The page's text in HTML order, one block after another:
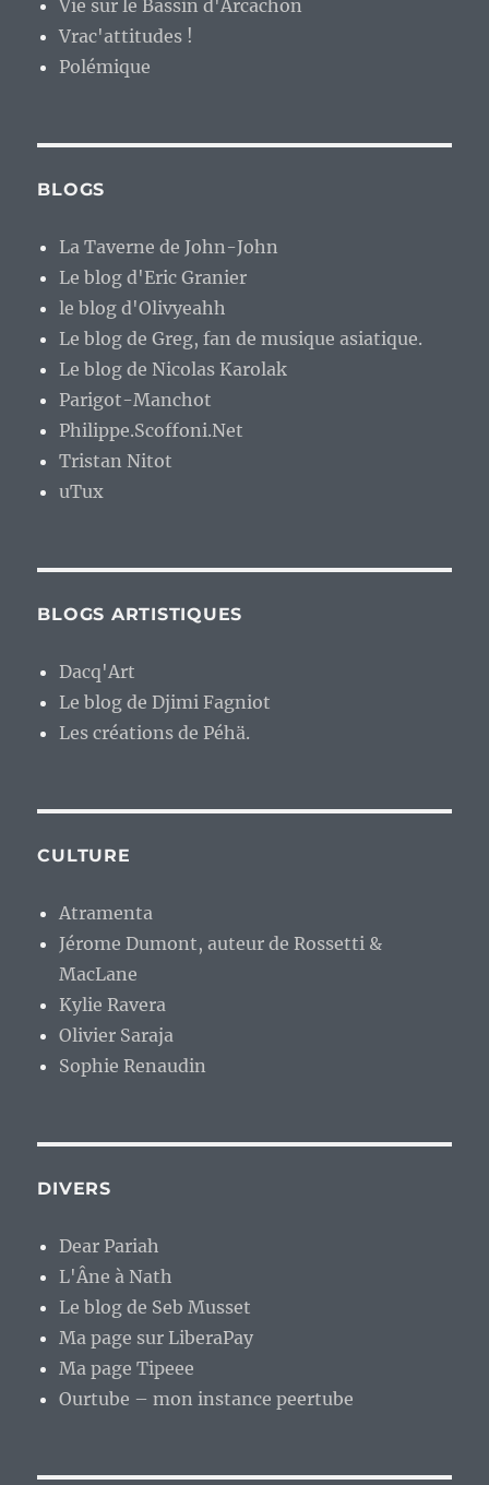
Vie sur le Bassin d'Arcachon
Vrac'attitudes !
Polémique
BLOGS
La Taverne de John-John
Le blog d'Eric Granier
le blog d'Olivyeahh
Le blog de Greg, fan de musique asiatique.
Le blog de Nicolas Karolak
Parigot-Manchot
Philippe.Scoffoni.Net
Tristan Nitot
uTux
BLOGS ARTISTIQUES
Dacq'Art
Le blog de Djimi Fagniot
Les créations de Péhä.
CULTURE
Atramenta
Jérome Dumont, auteur de Rossetti &
MacLane
Kylie Ravera
Olivier Saraja
Sophie Renaudin
DIVERS
Dear Pariah
L'Âne à Nath
Le blog de Seb Musset
Ma page sur LiberaPay
Ma page Tipeee
Ourtube – mon instance peertube